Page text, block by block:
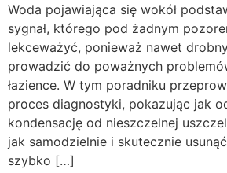
Woda pojawiająca się wokół
sygnał, którego pod żadnym
lekceważyć, ponieważ nawet
prowadzić do poważnych
łazience. W tym poradniku
proces diagnostyki, pokazując jak
kondensację od nieszczelnej
jak samodzielnie i skutecznie
szybko […]